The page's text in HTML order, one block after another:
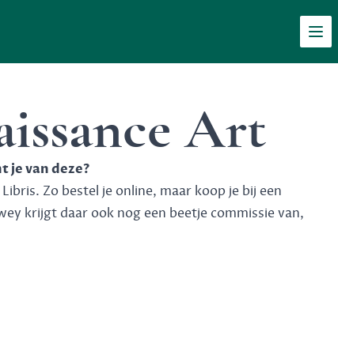
Art
je van deze?
Zo bestel je online, maar koop je bij een
krijgt daar ook nog een beetje commissie van,